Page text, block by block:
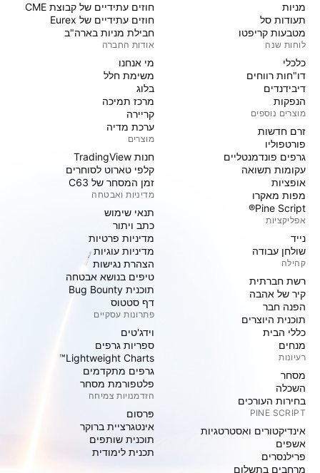
מניות‏
תעודות סל
מטבעות קריפטו
לוחות שנה
כלכלי
דו"חות רווחים
דיבידנדים
הנפקות
מוצרים נוספים
זרם חדשות
פורטפוליו
גרפים פונדמנטליים
עקומות תשואה
אופציות
מפות מאקרו
Pine Script®
אפליקציות
נייד
שולחן עבודה
קהילה
רשת חברתית
קיר של אהבה
הפנה חבר
תוכנית היוצרים
כללי הבית
מנחים
רעיונות
מסחר
השכלה
בחירות העורכים
PINE SCRIPT
אינדיקטורים ואסטרטגיות
אשפים
פרילנסרים
מרחבים בתשלום
חוזים עתידיים של קבוצת CME
חוזים עתידיים של Eurex
חבילת מניות בארה"ב
אודות החברה
מי אנחנו
משימת חלל
בלוג
מרכז תמיכה
קריירה
ערכת מדיה
מוצרים
חנות TradingView
קלפי טארוט לסוחרים
זמן המסחר של C63
מדיניות ואבטחה
תנאי שימוש
כתב ויתור
מדיניות פרטיות
מדיניות עוגיות
הצהרת נגישות
טיפים בנושא אבטחה
תוכנית Bug Bounty
דף סטטוס
פתרונות עסקיים
וידג'טים
ספריות גרפים
Lightweight Charts™
גרפים מתקדמים
פלטפורמת מסחר
הזדמנויות צמיחה
פּרסום
אינטגרציית ברוקר
תוכנית שותפים
תכנית לימודית